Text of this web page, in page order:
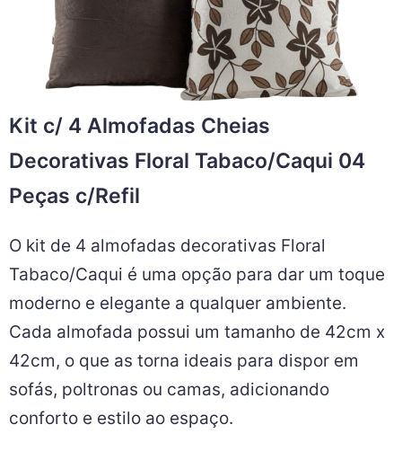
Kit c/ 4 Almofadas Cheias
Decorativas Floral Tabaco/Caqui 04
Peças c/Refil
O kit de 4 almofadas decorativas Floral
Tabaco/Caqui é uma opção para dar um toque
moderno e elegante a qualquer ambiente.
Cada almofada possui um tamanho de 42cm x
42cm, o que as torna ideais para dispor em
sofás, poltronas ou camas, adicionando
conforto e estilo ao espaço.